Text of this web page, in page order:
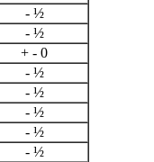
- ½
- ½
+ - 0
- ½
- ½
- ½
- ½
- ½